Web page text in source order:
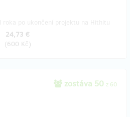
24,73 €
(600 Kč)
zostáva 50 z 60